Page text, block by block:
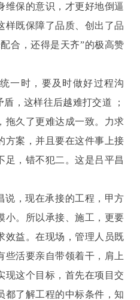
维保的意识，才更好地倒逼
样既保障了品质、创出了品
合，还得是天齐”的极高赞
一时，要及时做好过程沟
，这样往后越难打交道 ；
拖久了更难达成一致。力求
方案，并且要在这件事上接
足，错不犯二。这是吕平昌
说，现在承接的工程，甲方
小。所以承接、施工，更要
效益。在现场，管理人员既
些活要亲自带领着干，肩上
现这个目标，首先在项目交
都了解工程的中标条件，知